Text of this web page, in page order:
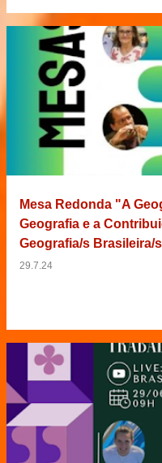
Mesa Redonda "A
Geografia e a
Geografia/s Brasileira/
29.7.24